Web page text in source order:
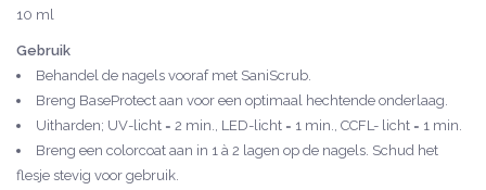
10 ml
Gebruik
Behandel de nagels vooraf met SaniScrub.
Breng BaseProtect aan voor een optimaal hechtende onderlaag.
Uitharden; UV-licht = 2 min., LED-licht = 1 min., CCFL- licht = 1 min.
Breng een colorcoat aan in 1 à 2 lagen op de nagels. Schud het
flesje stevig voor gebruik.